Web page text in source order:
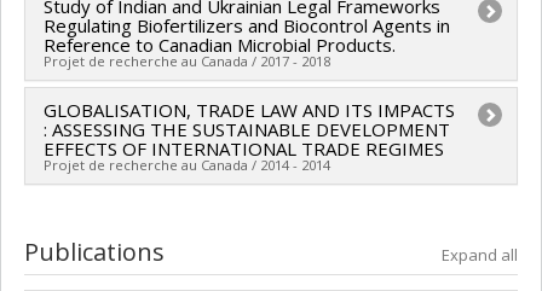
(financement partagé entre les fonds de recherche du
Québec)
Lead researcher : Konstantia Koutouki
Funding sources:MITACS Inc.
Grant programs: PVXXXXXX-Stage Élévation Québec -
MITACS
Study of Indian and Ukrainian Legal Frameworks
Regulating Biofertilizers and Biocontrol Agents in
Reference to Canadian Microbial Products.
Projet de recherche au Canada / 2017 - 2018
Lead researcher : Konstantia Koutouki
Funding sources:MITACS Inc.
Grant programs: PVXXXXXX-Stage Élévation Québec -
GLOBALISATION, TRADE LAW AND ITS IMPACTS
: ASSESSING THE SUSTAINABLE DEVELOPMENT
EFFECTS OF INTERNATIONAL TRADE REGIMES
Projet de recherche au Canada / 2014 - 2014
Co-researchers :
Funding sources:CRSH/Conseil de recherches en
Publications Expand all